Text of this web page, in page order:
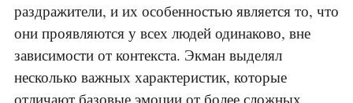
раздражители, и их особенностью является то, что
они проявляются у всех людей одинаково, вне
зависимости от контекста. Экман выделял
несколько важных характеристик, которые
отличают базовые эмоции от более сложных